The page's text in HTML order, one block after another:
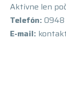
Aktívne len
Telefón:
E-mail: